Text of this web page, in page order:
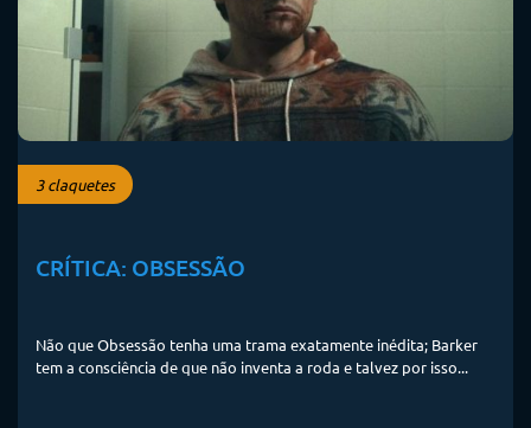
3 claquetes
CRÍTICA: OBSESSÃO
Não que Obsessão tenha uma trama exatamente inédita; Barker
tem a consciência de que não inventa a roda e talvez por isso...